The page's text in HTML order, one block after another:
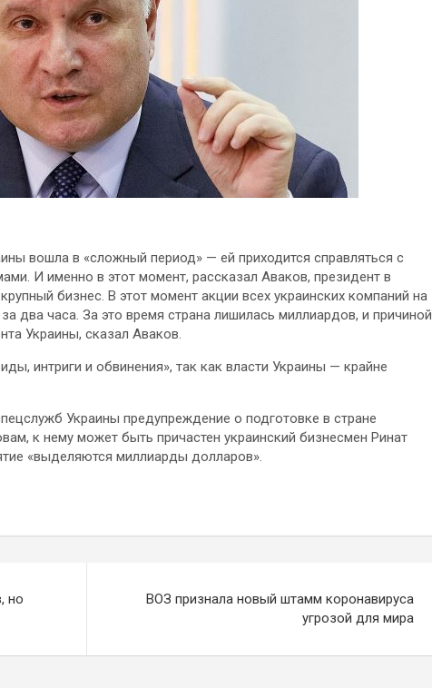
вошла в «сложный период» — ей приходится справляться с
И именно в этот момент, рассказал Аваков, президент в
бизнес. В этот момент акции всех украинских компаний на
два часа. За это время страна лишилась миллиардов, и причиной
Украины, сказал Аваков.
интриги и обвинения», так как власти Украины — крайне
Украины предупреждение о подготовке в стране
к нему может быть причастен украинский бизнесмен Ринат
«выделяются миллиарды долларов».
но
ВОЗ признала новый штамм коронавируса
угрозой для мира